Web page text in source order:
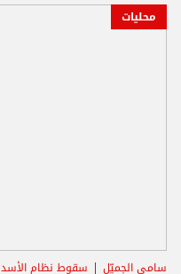
محليات
سامي الجميّل سقوط نظام الأسد